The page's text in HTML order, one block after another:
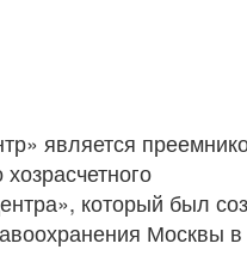
является
который был
Москвы в